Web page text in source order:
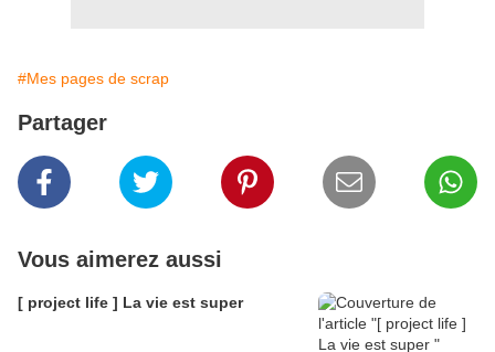
#Mes pages de scrap
Partager
Vous aimerez aussi
[ project life ] La vie est super